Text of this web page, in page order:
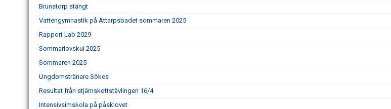
Brunstorp stängt
Vattengymnastik på Attarpsbadet sommaren 2025
Rapport Lab 2029
Sommarlovskul 2025
Sommaren 2025
Ungdomstränare Sökes
Resultat från stjärnskottstävlingen 16/4
Intensivsimskola på påsklovet